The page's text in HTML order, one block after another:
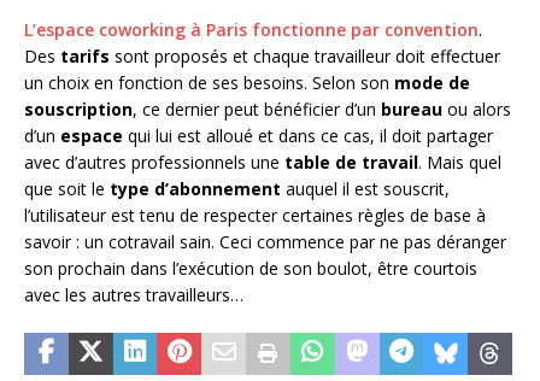
L’espace coworking à Paris fonctionne par convention.
Des tarifs sont proposés et chaque travailleur doit effectuer
un choix en fonction de ses besoins. Selon son mode de
souscription, ce dernier peut bénéficier d’un bureau ou alors
d’un espace qui lui est alloué et dans ce cas, il doit partager
avec d’autres professionnels une table de travail. Mais quel
que soit le type d’abonnement auquel il est souscrit,
l’utilisateur est tenu de respecter certaines règles de base à
savoir : un cotravail sain. Ceci commence par ne pas déranger
son prochain dans l’exécution de son boulot, être courtois
avec les autres travailleurs…